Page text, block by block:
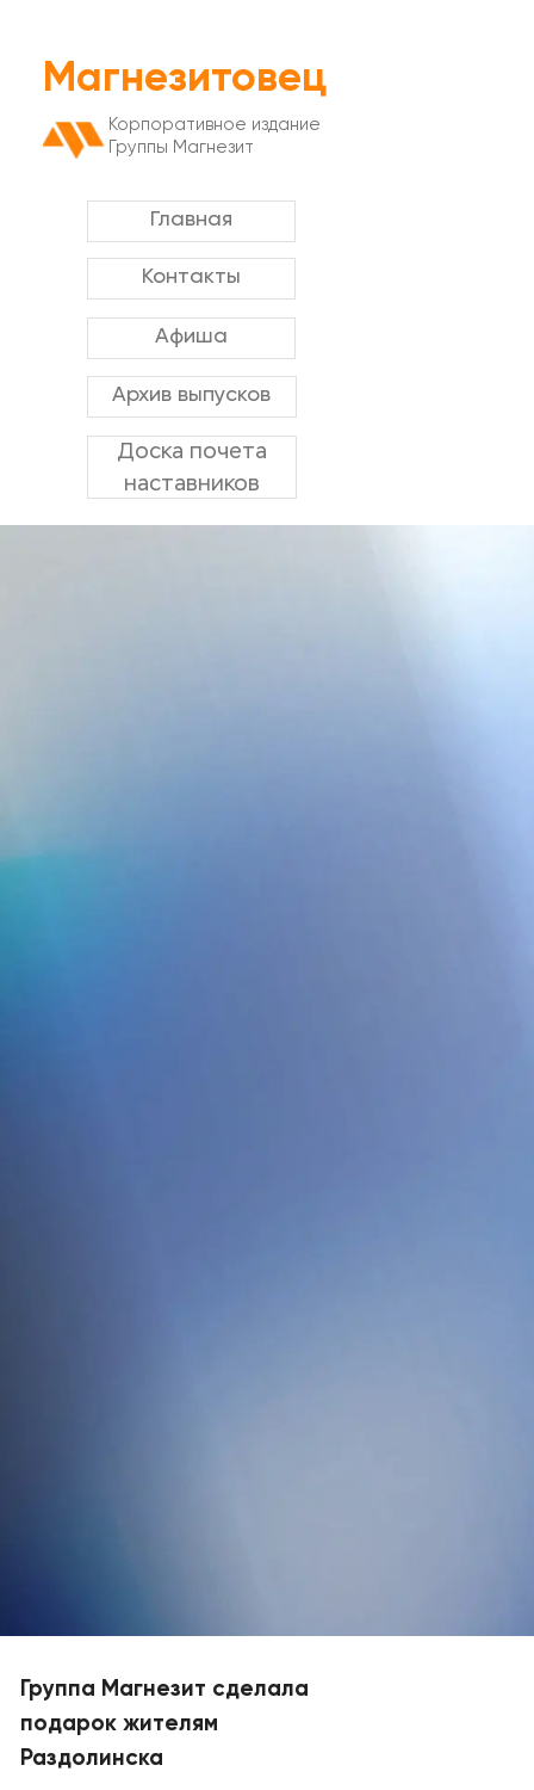
Корпоративное издание
Группы Магнезит
Афиша
Магнезитовец
Доска почета
наставников
Архив выпусков
Главная
Контакты
Группа Магнезит сделала
подарок жителям
Раздолинска